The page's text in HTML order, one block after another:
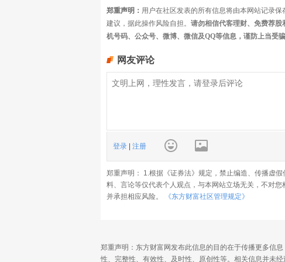
郑重声明： 用户在社区发表的所有信息将由本网站记录
建议，据此操作风险自担。 请勿相信代客理财、免费荐
机号码、公众号、微博、微信及QQ等信息，谨防上当受骗
网友评论
登录 注册
郑重声明： 1.根据《证券法》规定，禁止编造、传播虚
料、言论等仅代表个人观点，与本网站立场无关，不对
并承担相应风险。
《东方财富社区管理规定》
郑重声明：东方财富网发布此信息的目的在于传播更多信
性、完整性、有效性、及时性、原创性等。相关信息并未